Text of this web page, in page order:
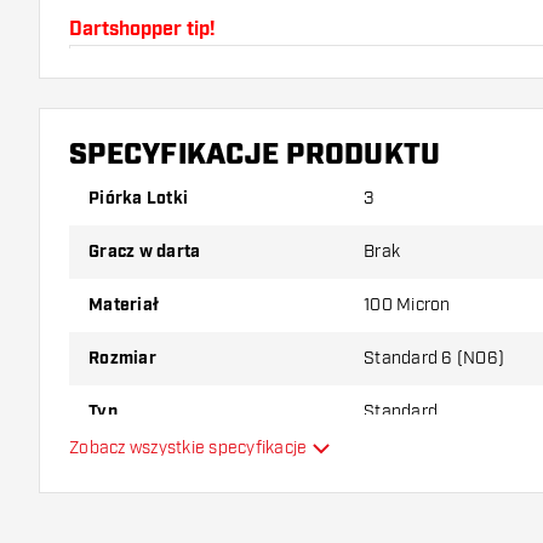
Dartshopper tip!
Upewnij się, że masz pod ręką dużo piórek i
uszkodzone lub złamane w wyniku użytkowania.
który wariant najbardziej Ci odpowiada!
SPECYFIKACJE PRODUKTU
Piórka Lotki 3
Gracz w darta Brak
Materiał 100 Micron
Rozmiar Standard 6 (NO6)
Typ Standard
Zobacz wszystkie specyfikacje